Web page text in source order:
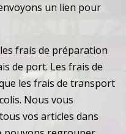
un lien pour
frais de préparation
de port. Les frais de
les frais de transport
Nous vous
vos articles dans